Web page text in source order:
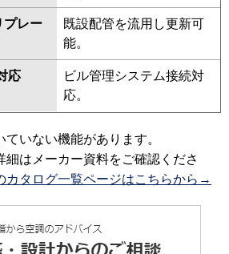
プレー
既設配管を流用し更新可
能。
応
ビル管理システム接続対
応。
いない機能があります。
細はメーカー資料をご確認くださ
カタログ一覧ページはこちらから→